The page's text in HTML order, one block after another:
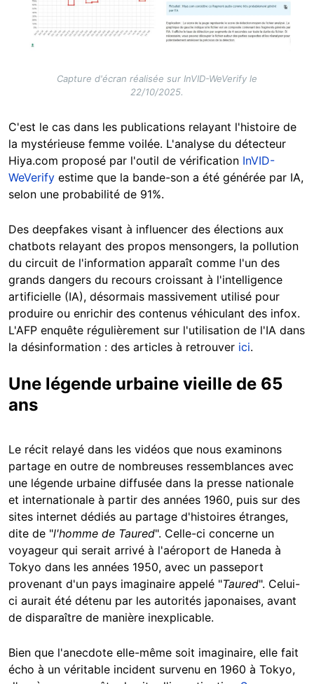
Capture d'écran réalisée sur InVID-WeVerify le
22/10/2025.
C'est le cas dans les publications relayant l'histoire de
la mystérieuse femme voilée. L'analyse du détecteur
Hiya.com proposé par l'outil de vérification InVID-
WeVerify estime que la bande-son a été générée par IA,
selon une probabilité de 91%.
Des deepfakes visant à influencer des élections aux
chatbots relayant des propos mensongers, la pollution
du circuit de l'information apparaît comme l'un des
grands dangers du recours croissant à l'intelligence
artificielle (IA), désormais massivement utilisé pour
produire ou enrichir des contenus véhiculant des infox.
L'AFP enquête régulièrement sur l'utilisation de l'IA dans
la désinformation : des articles à retrouver ici.
Une légende urbaine vieille de 65
ans
Le récit relayé dans les vidéos que nous examinons
partage en outre de nombreuses ressemblances avec
une légende urbaine diffusée dans la presse nationale
et internationale à partir des années 1960, puis sur des
sites internet dédiés au partage d'histoires étranges,
dite de "l'homme de Taured". Celle-ci concerne un
voyageur qui serait arrivé à l'aéroport de Haneda à
Tokyo dans les années 1950, avec un passeport
provenant d'un pays imaginaire appelé "Taured". Celui-
ci aurait été détenu par les autorités japonaises, avant
de disparaître de manière inexplicable.
Bien que l'anecdote elle-même soit imaginaire, elle fait
écho à un véritable incident survenu en 1960 à Tokyo,